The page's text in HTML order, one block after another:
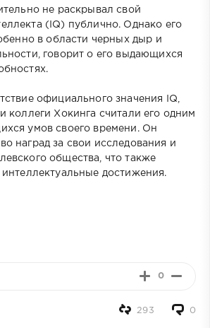
не раскрывал свой
(IQ) публично. Однако его
в области черных дыр и
говорит о его выдающихся
официального значения IQ,
коллеги Хокинга считали его одним
умов своего времени. Он
наград за свои исследования и
общества, что также
интеллектуальные достижения.
0
0
293